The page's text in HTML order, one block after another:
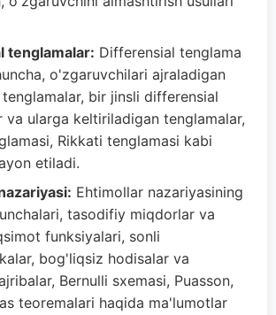
tenglamalar: Differensial tenglama
o'zgaruvchilari ajraladigan
bir jinsli differensial
va ularga keltiriladigan tenglamalar,
Rikkati tenglamasi kabi
etiladi.
Ehtimollar nazariyasining
tasodifiy miqdorlar va
funksiyalari, sonli
bog'liqsiz hodisalar va
Bernulli sxemasi, Puasson,
teoremalari haqida ma'lumotlar